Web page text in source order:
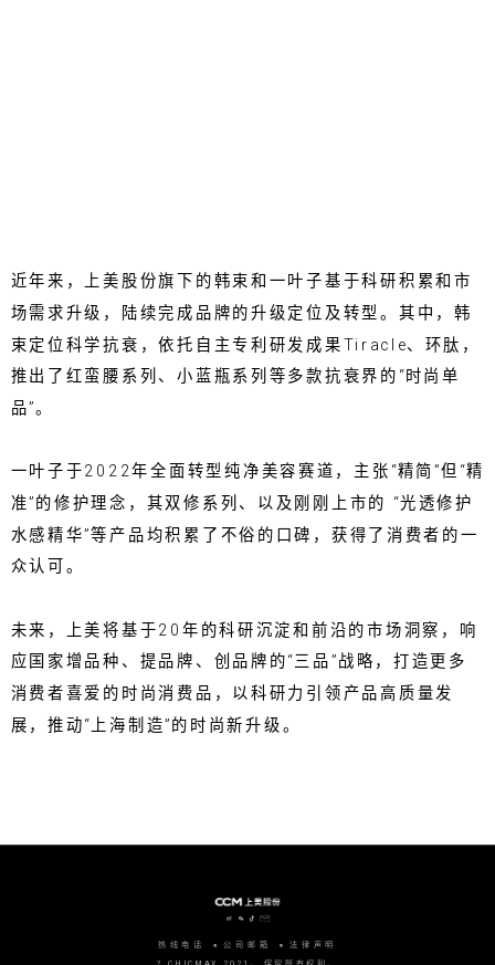
近年来，上美股份旗下的韩束和一叶子基于科研积累和市
场需求升级，陆续完成品牌的升级定位及转型。其中，韩
束定位科学抗衰，依托自主专利研发成果Tiracle、环肽，
推出了红蛮腰系列、小蓝瓶系列等多款抗衰界的“时尚单
品”。
一叶子于2022年全面转型纯净美容赛道，主张“精简”但“精
准”的修护理念，其双修系列、以及刚刚上市的 “光透修护
水感精华”等产品均积累了不俗的口碑，获得了消费者的一
众认可。
未来，上美将基于20年的科研沉淀和前沿的市场洞察，响
应国家增品种、提品牌、创品牌的“三品”战略，打造更多
消费者喜爱的时尚消费品，以科研力引领产品高质量发
展，推动“上海制造”的时尚新升级。
热线电话 公司邮箱 法律声明